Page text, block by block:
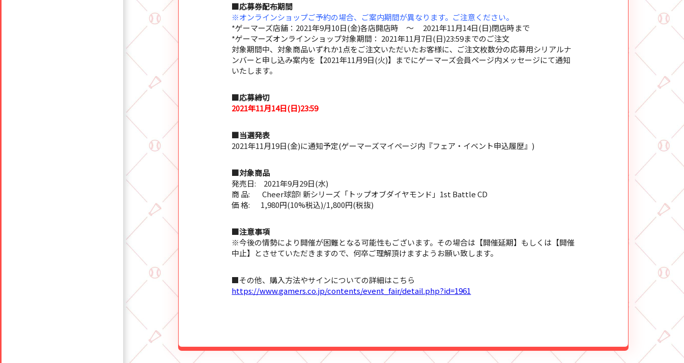
■応募券配布期間
※オンラインショップご予約の場合、ご案内期間が異なります。ご注意ください。
*ゲーマーズ店舗：2021年9月10日(金)各店開店時 ～ 2021年11月14日(日)閉店時まで
*ゲーマーズオンラインショップ対象期間： 2021年11月7日(日)23:59までのご注文
対象期間中、対象商品いずれか1点をご注文いただいたお客様に、ご注文枚数分の応募用シリアルナ
ンバーと申し込み案内を【2021年11月9日(火)】までにゲーマーズ会員ページ内メッセージにて通知
いたします。
■応募締切
2021年11月14日(日)23:59
■当選発表
2021年11月19日(金)に通知予定(ゲーマーズマイページ内『フェア・イベント申込履歴』)
■対象商品
発売日: 2021年9月29日(水)
商 品: Cheer球部! 新シリーズ「トップオブダイヤモンド」1st Battle CD
価 格: 1,980円(10%税込)/1,800円(税抜)
■注意事項
※今後の情勢により開催が困難となる可能性もございます。その場合は【開催延期】もしくは【開催
中止】とさせていただきますので、何卒ご理解頂けますようお願い致します。
■その他、購入方法やサインについての詳細はこちら
https://www.gamers.co.jp/contents/event_fair/detail.php?id=1961